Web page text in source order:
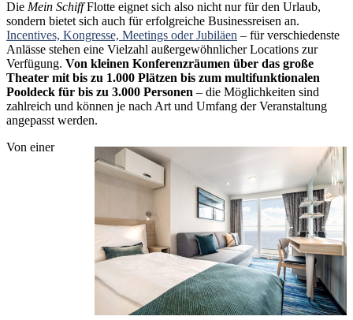
Die Mein SchiffFlotte eignet sich also nicht nur für den Urlaub,
sondern bietet sich auch für erfolgreiche Businessreisen an.
Incentives, Kongresse, Meetings oder Jubiläen – für verschiedenste
Anlässe stehen eine Vielzahl außergewöhnlicher Locations zur
Verfügung. Von kleinen Konferenzräumen über das große
Theater mit bis zu 1.000 Plätzen bis zum multifunktionalen
Pooldeck für bis zu 3.000 Personen – die Möglichkeiten sind
zahlreich und können je nach Art und Umfang der Veranstaltung
angepasst werden.
Von einer